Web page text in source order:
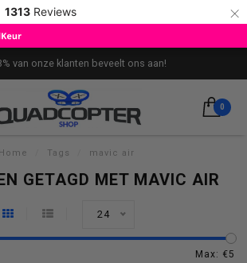
1313 Reviews ×
van onze klanten beveelt ons aan!
0
Home Tags mavic air
GETAGD MET MAVIC AIR
24
Max: €5